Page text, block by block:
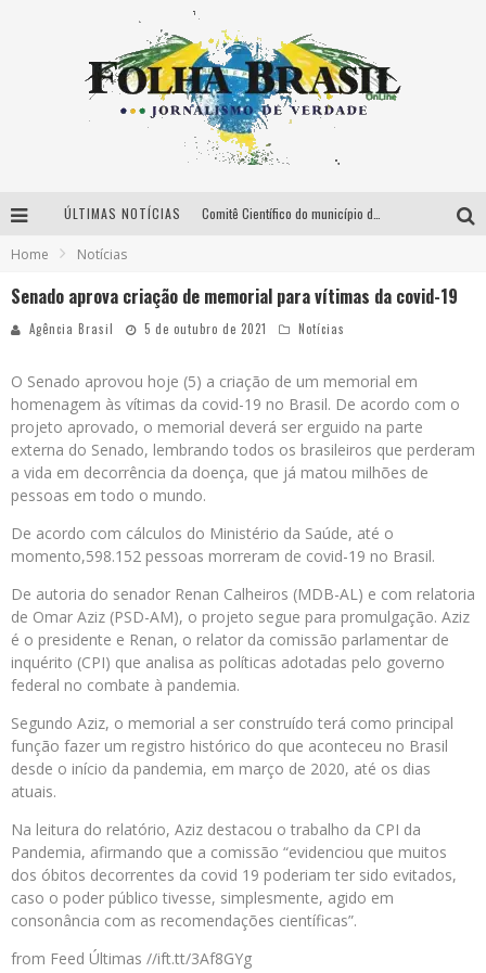
ÚLTIMAS NOTÍCIAS
Prefeitura de Duque de Caxias retira obrigatoriedade do uso de máscara
Home Notícias
Senado aprova criação de memorial para vítimas da covid-19
Agência Brasil 5 de outubro de 2021 Notícias
O Senado aprovou hoje (5) a criação de um memorial em
homenagem às vítimas da covid-19 no Brasil. De acordo com o
projeto aprovado, o memorial deverá ser erguido na parte
externa do Senado, lembrando todos os brasileiros que perderam
a vida em decorrência da doença, que já matou milhões de
pessoas em todo o mundo.
De acordo com cálculos do Ministério da Saúde, até o
momento,598.152 pessoas morreram de covid-19 no Brasil.
De autoria do senador Renan Calheiros (MDB-AL) e com relatoria
de Omar Aziz (PSD-AM), o projeto segue para promulgação. Aziz
é o presidente e Renan, o relator da comissão parlamentar de
inquérito (CPI) que analisa as políticas adotadas pelo governo
federal no combate à pandemia.
Segundo Aziz, o memorial a ser construído terá como principal
função fazer um registro histórico do que aconteceu no Brasil
desde o início da pandemia, em março de 2020, até os dias
atuais.
Na leitura do relatório, Aziz destacou o trabalho da CPI da
Pandemia, afirmando que a comissão “evidenciou que muitos
dos óbitos decorrentes da covid 19 poderiam ter sido evitados,
caso o poder público tivesse, simplesmente, agido em
consonância com as recomendações científicas”.
from Feed Últimas //ift.tt/3Af8GYg